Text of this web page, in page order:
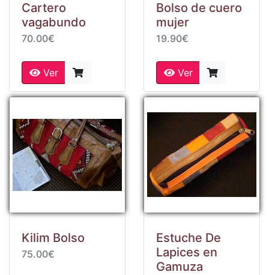
Cartero
vagabundo
70.00€
Ver
Bolso de cuero
mujer
19.90€
Ver
Kilim Bolso
75.00€
Estuche De
Lapices en
Gamuza